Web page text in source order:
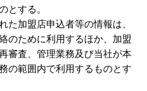
とする。
た加盟店申込者等の情報は、
のために利用するほか、加盟
審査、管理業務及び当社が本
の範囲内で利用するものとす